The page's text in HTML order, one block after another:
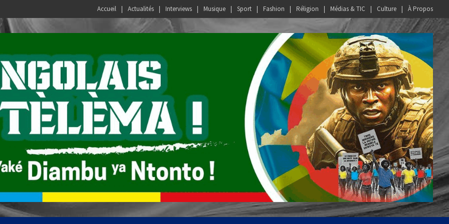
Accueil Actualités Interviews Musique Sport Fashion Réligion Médias & TIC Culture À Propos